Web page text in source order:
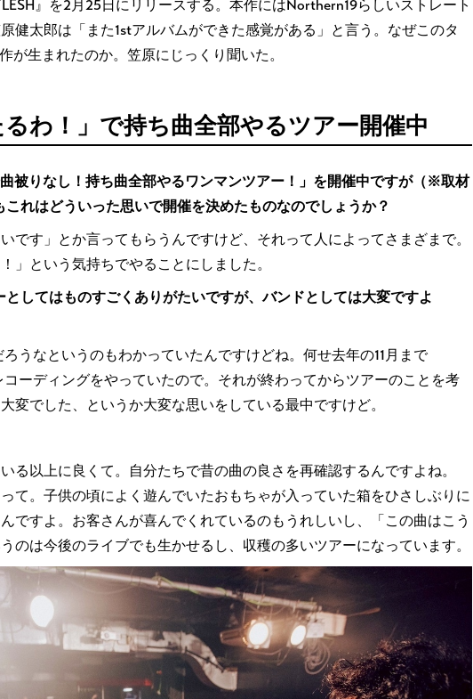
』を2月25日にリリースする。本作にはNorthern19らしいストレート
健太郎は「また1stアルバムができた感覚がある」と言う。なぜこのタ
が生まれたのか。笠原にじっくり聞いた。
るわ！」で持ち曲全部やるツアー開催中
被りなし！持ち曲全部やるワンマンツアー！」を開催中ですが（※取材
これはどういった思いで開催を決めたものなのでしょうか？
です」とか言ってもらうんですけど、それって人によってさまざまで。
」という気持ちでやることにしました。
してはものすごくありがたいですが、バンドとしては大変ですよ
うなというのもわかっていたんですけどね。何せ去年の11月まで
コーディングをやっていたので。それが終わってからツアーのことを考
変でした、というか大変な思いをしている最中ですけど。
る以上に良くて。自分たちで昔の曲の良さを再確認するんですよね。
て。子供の頃によく遊んでいたおもちゃが入っていた箱をひさしぶりに
ですよ。お客さんが喜んでくれているのもうれしいし、「この曲はこう
のは今後のライブでも生かせるし、収穫の多いツアーになっています。